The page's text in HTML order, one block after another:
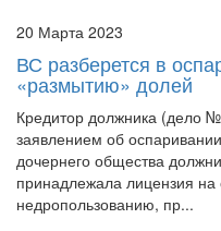
«размытию» долей
Кредитор должника (дело №
заявлением об
дочернего общества
принадлежала лицензия на
недропользованию, пр...
20 Марта 2023